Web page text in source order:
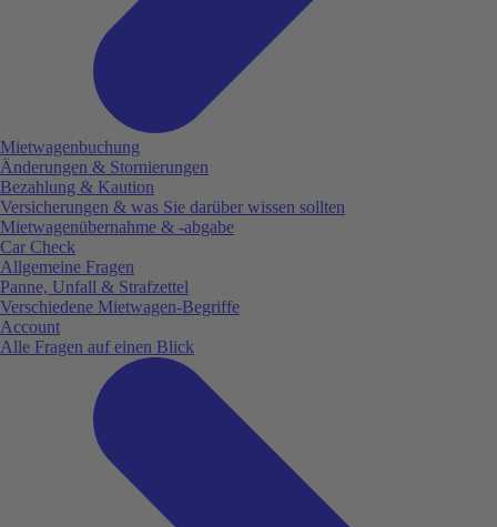
Mietwagenbuchung
Änderungen & Stornierungen
Bezahlung & Kaution
Versicherungen & was Sie darüber wissen sollten
Mietwagenübernahme & -abgabe
Car Check
Allgemeine Fragen
Panne, Unfall & Strafzettel
Verschiedene Mietwagen-Begriffe
Account
Alle Fragen auf einen Blick